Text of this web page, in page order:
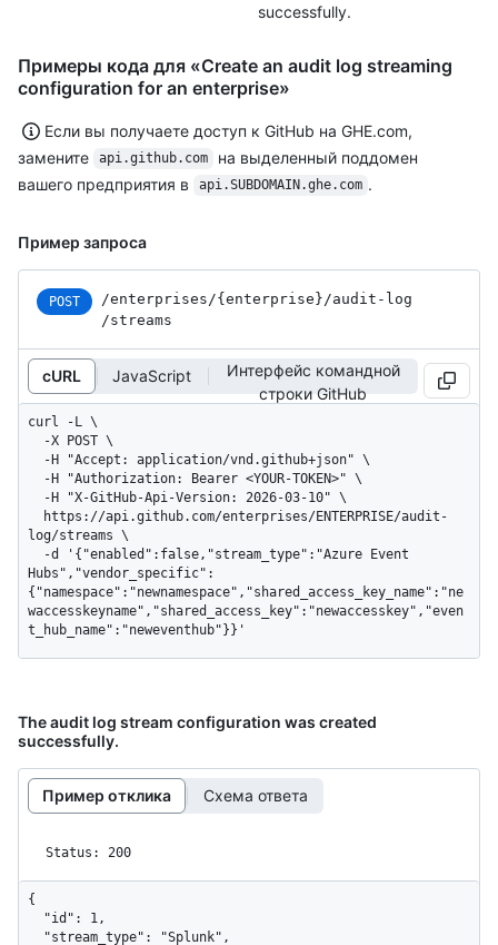
successfully.
Примеры кода для «Create an audit log streaming
configuration for an enterprise»
Если вы получаете доступ к GitHub на GHE.com,
замените
api.github.com
на выделенный поддомен
вашего предприятия в
api.SUBDOMAIN.ghe.com .
Пример запроса
POST /enterprises /{enterprise} /audit-log
/streams
cURL JavaScript
Интерфейс командной
строки GitHub
curl -L \
log/streams \
Hubs","vendor_specific":
{"namespace":"newnamespace","shared_access_key_name":"ne
waccesskeyname","shared_access_key":"newaccesskey","even
t_hub_name":"neweventhub"}}'
The audit log stream configuration was created
successfully.
Пример отклика Схема ответа
Status: 200
{